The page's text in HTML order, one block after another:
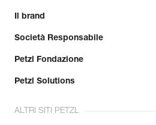
Il brand
Società Responsabile
Petzl Fondazione
Petzl Solutions
ALTRI SITI PETZL